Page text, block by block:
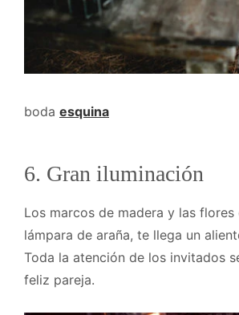
boda esquina
6. Gran iluminación
Los marcos de madera y las flores
lámpara de araña, te llega un
Toda la atención de los invitados
feliz pareja.